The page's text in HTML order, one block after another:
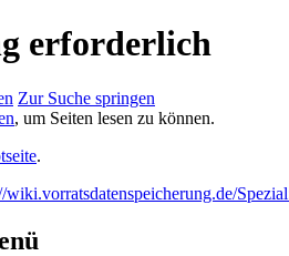
erforderlich
Zur Suche springen
, um Seiten lesen zu können.
.
wiki.vorratsdatenspeicherung.de/